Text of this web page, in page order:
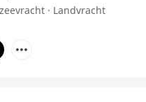
· Landvracht